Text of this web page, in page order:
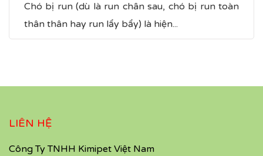
Chó bị run (dù là run chân sau, chó bị run toàn
thân​ thân hay run lẩy bẩy) là hiện...
LIÊN HỆ
Công Ty TNHH Kimipet Việt Nam